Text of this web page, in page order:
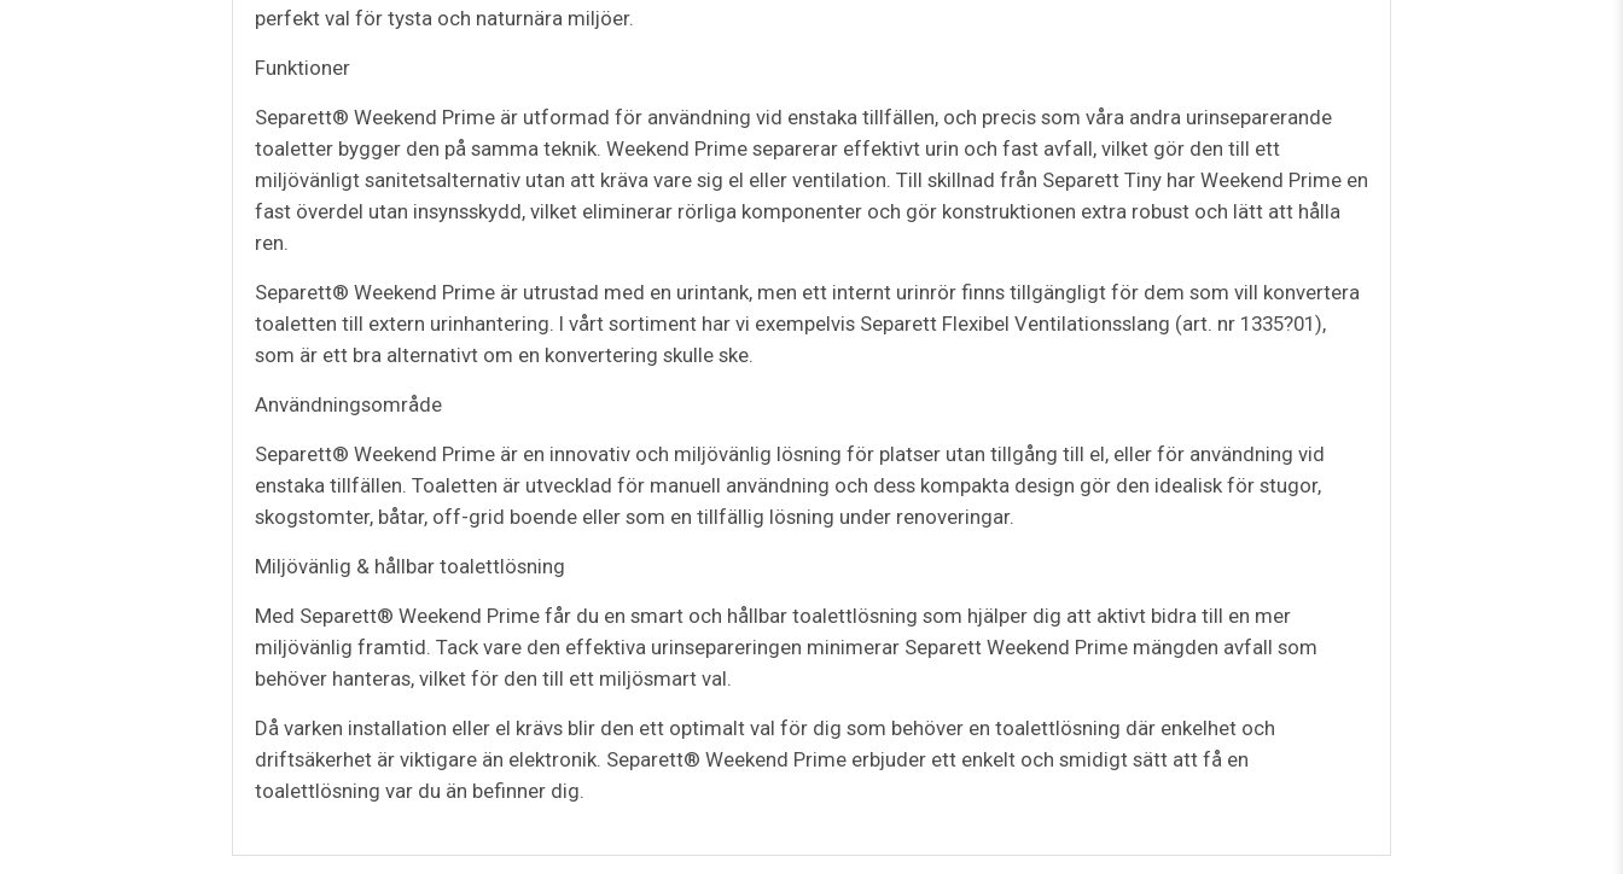
perfekt val för tysta och naturnära miljöer.
Funktioner
Separett® Weekend Prime är utformad för användning vid enstaka tillfällen, och precis som våra andra urinseparerande
toaletter bygger den på samma teknik. Weekend Prime separerar effektivt urin och fast avfall, vilket gör den till ett
miljövänligt sanitetsalternativ utan att kräva vare sig el eller ventilation. Till skillnad från Separett Tiny har Weekend Prime en
fast överdel utan insynsskydd, vilket eliminerar rörliga komponenter och gör konstruktionen extra robust och lätt att hålla
ren.
Separett® Weekend Prime är utrustad med en urintank, men ett internt urinrör finns tillgängligt för dem som vill konvertera
toaletten till extern urinhantering. I vårt sortiment har vi exempelvis Separett Flexibel Ventilationsslang (art. nr 1335?01),
som är ett bra alternativt om en konvertering skulle ske.
Användningsområde
Separett® Weekend Prime är en innovativ och miljövänlig lösning för platser utan tillgång till el, eller för användning vid
enstaka tillfällen. Toaletten är utvecklad för manuell användning och dess kompakta design gör den idealisk för stugor,
skogstomter, båtar, off-grid boende eller som en tillfällig lösning under renoveringar.
Miljövänlig & hållbar toalettlösning
Med Separett® Weekend Prime får du en smart och hållbar toalettlösning som hjälper dig att aktivt bidra till en mer
miljövänlig framtid. Tack vare den effektiva urinsepareringen minimerar Separett Weekend Prime mängden avfall som
behöver hanteras, vilket för den till ett miljösmart val.
Då varken installation eller el krävs blir den ett optimalt val för dig som behöver en toalettlösning där enkelhet och
driftsäkerhet är viktigare än elektronik. Separett® Weekend Prime erbjuder ett enkelt och smidigt sätt att få en
toalettlösning var du än befinner dig.